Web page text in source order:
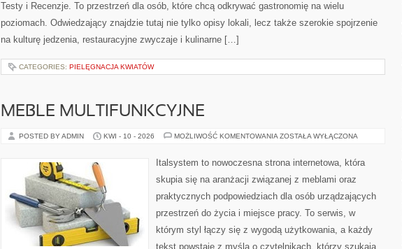
Testy i Recenzje. To przestrzeń dla osób, które chcą odkrywać gastronomię na wielu
poziomach. Odwiedzający znajdzie tutaj nie tylko opisy lokali, lecz także szerokie spojrzenie
na kulturę jedzenia, restauracyjne zwyczaje i kulinarne […]
CATEGORIES: PIELĘGNACJA KWIATÓW
MEBLE MULTIFUNKCYJNE
POSTED BY ADMIN KWI - 10 - 2026 MOŻLIWOŚĆ KOMENTOWANIA MEBLE
ZOSTAŁA WYŁĄCZONA
Italsystem to nowoczesna strona internetowa, która
skupia się na aranżacji związanej z meblami oraz
praktycznych podpowiedziach dla osób urządzających
przestrzeń do życia i miejsce pracy. To serwis, w
którym styl łączy się z wygodą użytkowania, a każdy
tekst powstaje z myślą o czytelnikach, którzy szukają